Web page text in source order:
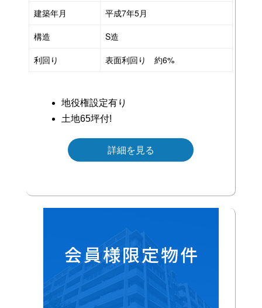
建築年月
平成7年5月
構造
S造
利回り
表面利回り 約6%
地役権設定有り
土地65坪付!
詳細を見る